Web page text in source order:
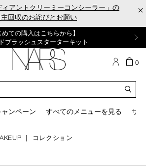
×
ィアントクリーミーコンシーラー」の
主回収のお詫びとお願い
ミニパフプレゼント】
ブラッシュご購入でプレゼント
めての購入はこちらから】
ブラッシュスターターキット
ンプル＆ヘアピン付】
ルクレンジングキット
トショッパープレゼント】
テムをあの人へのプレゼントに
＆ブラッシュプレゼント】
ORGASM CAMPAIGN
ンペーン すべてのメニューを見る サ
カ
ト
商
数
0
コレクション